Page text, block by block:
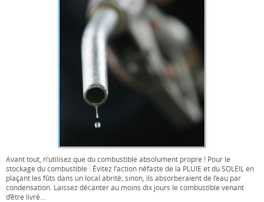
Avant tout, n’utilisez que du combustible absolument propre ! Pour le
stockage du combustible : Évitez l’action néfaste de la PLUIE et du SOLEIL en
plaçant les fûts dans un local abrité; sinon, ils absorberaient de l’eau par
condensation. Laissez décanter au moins dix jours le combustible venant
d’être livré…